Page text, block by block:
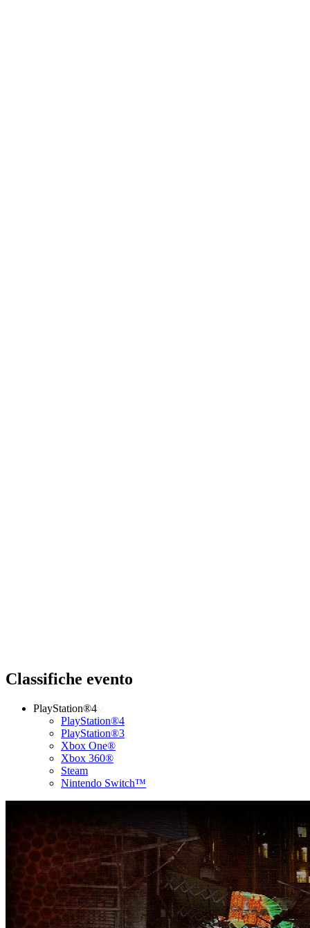
Classifiche evento
PlayStation®4
PlayStation®4
PlayStation®3
Xbox One®
Xbox 360®
Steam
Nintendo Switch™